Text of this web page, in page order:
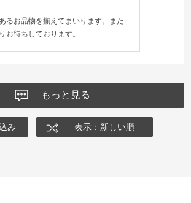
るお品物を揃えてまいります。また
お待ちしております。
もっと見る
み 表示：新しい順